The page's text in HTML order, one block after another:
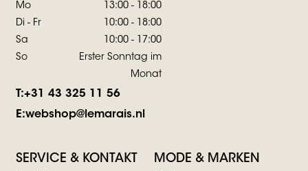
Mo
13:00 - 18:00
Di - Fr
10:00 - 18:00
Sa
10:00 - 17:00
So
Erster Sonntag im
Monat
T:+31 43 325 11 56
E:webshop@lemarais.nl
SERVICE & KONTAKT MODE & MARKEN